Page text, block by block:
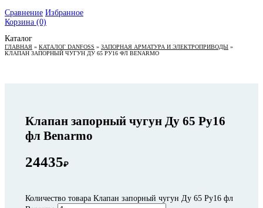
Сравнение Избранное
Корзина (0)
Каталог
ГЛАВНАЯ » КАТАЛОГ DANFOSS » ЗАПОРНАЯ АРМАТУРА И ЭЛЕКТРОПРИВОДЫ »
КЛАПАН ЗАПОРНЫЙ ЧУГУН ДУ 65 РУ16 ФЛ BENARMO
Клапан запорный чугун Ду 65 Ру16
фл Benarmo
24435₽
Количество товара Клапан запорный чугун Ду 65 Ру16 фл